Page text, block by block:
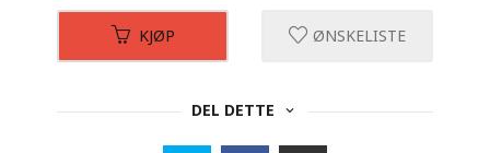
KJØP ØNSKELISTE
DEL DETTE